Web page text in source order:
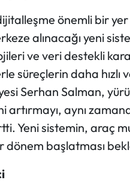
önemli bir
alınacağı yeni
ve veri destekli
süreçlerin daha hızlı
Serhan Salman,
artırmayı, aynı
Yeni sistemin, araç
başlatması